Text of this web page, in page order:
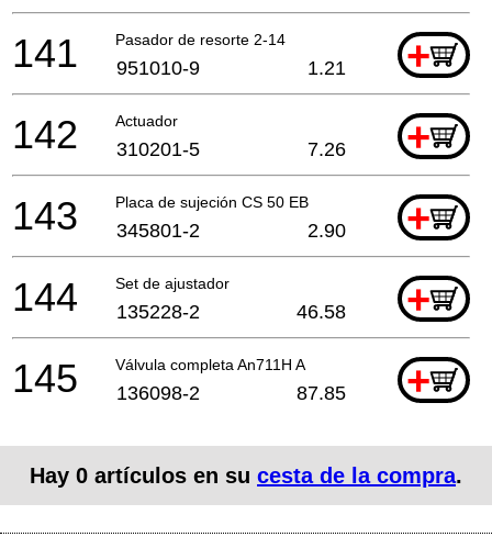
Pasador de resorte 2-14 +
141 951010-9 1.21
Actuador +
142 310201-5 7.26
Placa de sujeción CS 50 EB +
143 345801-2 2.90
Set de ajustador +
144 135228-2 46.58
Válvula completa An711H A +
145 136098-2 87.85
Hay 0 artículos en su cesta de la compra.